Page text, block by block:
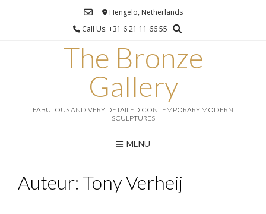
Hengelo, Netherlands
Call Us: +31 6 21 11 66 55
The Bronze
Gallery
FABULOUS AND VERY DETAILED CONTEMPORARY MODERN
SCULPTURES
MENU
Auteur: Tony Verheij